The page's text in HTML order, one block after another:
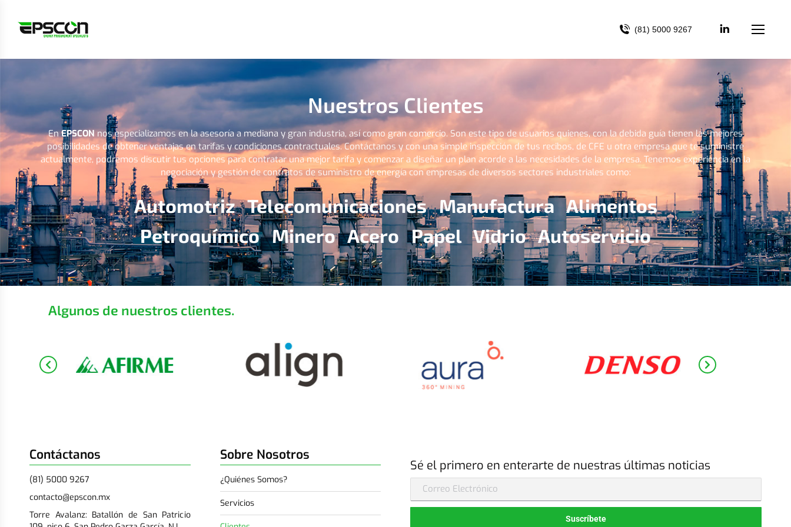
(81) 5000 9267
Nuestros Clientes
EnEPSCONnos especializamos en la asesoría a mediana y gran industria, así como gran comercio. Son este tipo de usuarios quienes, con la debida guía tienen las mejores
posibilidades de obtener ventajas en tarifas y condiciones contractuales. Contáctanos y con una simple inspección de tus recibos, de CFE u otra empresa que te suministre
actualmente, podremos discutir tus opciones para contratar una mejor tarifa y comenzar a diseñar un plan acorde a las necesidades de la empresa. Tenemos experiencia en la
negociación y gestión de contratos de suministro de energía con empresas de diversos sectores industriales como:
Automotriz Telecomunicaciones Manufactura Alimentos
Petroquímico Minero Acero Papel Vidrio Autoservicio
Algunos de nuestros clientes.
Contáctanos
(81) 5000 9267
contacto@epscon.mx
Torre Avalanz: Batallón de San Patricio
Sobre Nosotros
¿Quiénes Somos?
Servicios
Sé el primero en enterarte de nuestras últimas noticias